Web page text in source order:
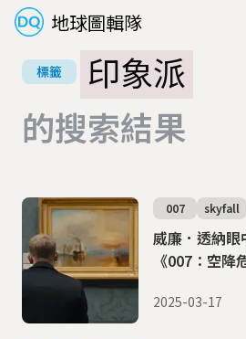
地球圖輯隊
標籤
印象派
的搜索結果
威廉．透納眼
《007：空降
007 skyfall
2025-03-17